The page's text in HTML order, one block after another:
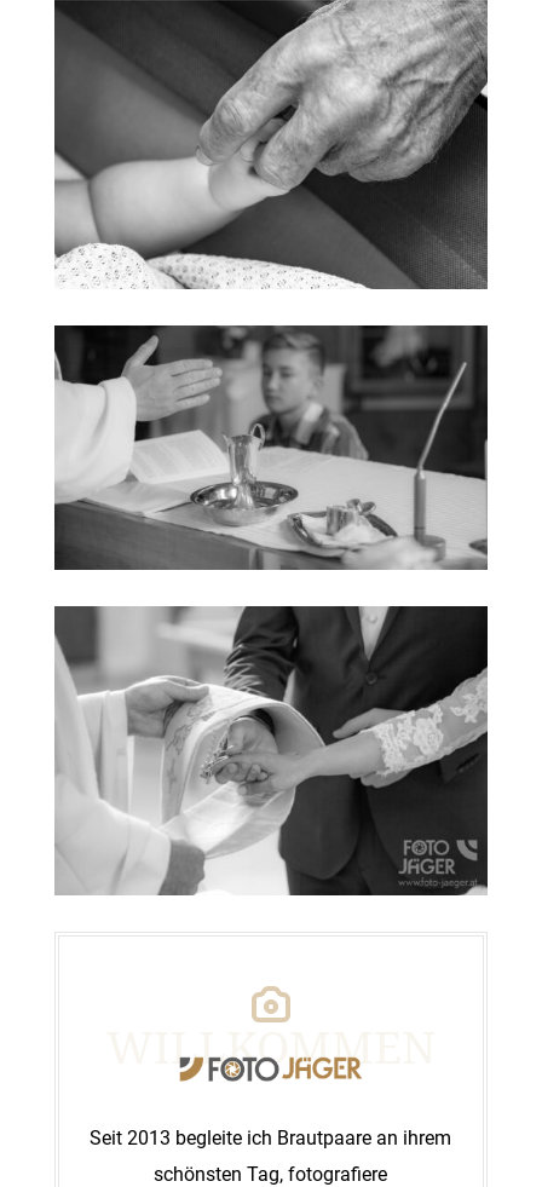
WILLKOMMEN
Seit 2013 begleite ich Brautpaare an ihrem
schönsten Tag, fotografiere